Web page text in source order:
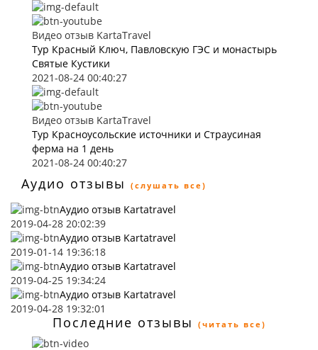
Видео отзыв KartaTravel
Тур Красный Ключ, Павловскую ГЭС и монастырь
Святые Кустики
2021-08-24 00:40:27
Видео отзыв KartaTravel
Тур Красноусольские источники и Страусиная
ферма на 1 день
2021-08-24 00:40:27
Аудио отзывы (слушать все)
Аудио отзыв Kartatravel
2019-04-28 20:02:39
Аудио отзыв Kartatravel
2019-01-14 19:36:18
Аудио отзыв Kartatravel
2019-04-25 19:34:24
Аудио отзыв Kartatravel
2019-04-28 19:32:01
Последние отзывы (читать все)